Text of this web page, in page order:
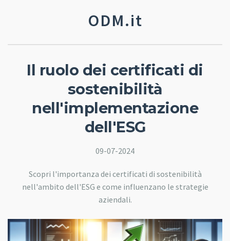
ODM.it
Il ruolo dei certificati di
sostenibilità
nell'implementazione
dell'ESG
09-07-2024
Scopri l'importanza dei certificati di sostenibilità
nell'ambito dell'ESG e come influenzano le strategie
aziendali.